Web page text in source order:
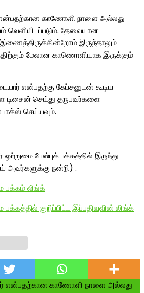
காணோளி நாளை அல்லது
வெளியிடப்படும். தேவையான
இருந்தாலும்
மேலான காணொளியாக இருக்கும்
என்பதற்கு கேப்சனுடன் கூடிய
டிசைன் செய்து தருபவர்களை
செய்யவும்.
ஒற்றுமை பேஸ்புக் பக்கத்தில் இருந்து
அவர்களுக்கு நன்றி) .
பக்கம் லிங்க்
குறிப்பிட்ட இப்பதிவுவின் லிங்க்